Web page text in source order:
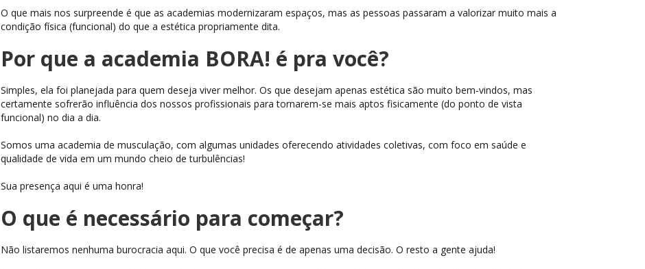
O que mais nos surpreende é que as academias modernizaram espaços, mas as pessoas passaram a valorizar muito mais a
condição física (funcional) do que a estética propriamente dita.
Por que a academia BORA! é pra você?
Simples, ela foi planejada para quem deseja viver melhor. Os que desejam apenas estética são muito bem-vindos, mas
certamente sofrerão influência dos nossos profissionais para tornarem-se mais aptos fisicamente (do ponto de vista
funcional) no dia a dia.
Somos uma academia de musculação, com algumas unidades oferecendo atividades coletivas, com foco em saúde e
qualidade de vida em um mundo cheio de turbulências!
Sua presença aqui é uma honra!
O que é necessário para começar?
Não listaremos nenhuma burocracia aqui. O que você precisa é de apenas uma decisão. O resto a gente ajuda!